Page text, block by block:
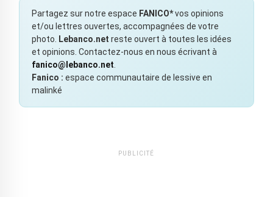
Partagez sur notre espace FANICO*vos opinions
et/ou lettres ouvertes, accompagnées de votre
photo.
Lebanco.net reste ouvert à toutes les idées
et opinions. Contactez-nous en nous écrivant à
fanico@lebanco.net
Fanico : espace communautaire de lessive en
malinké
PUBLICITÉ